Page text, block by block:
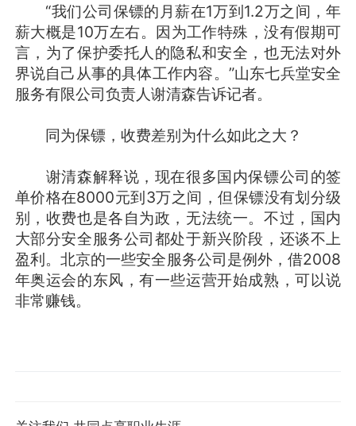
“我们公司保镖的月薪在1万到1.2万之间，年
薪大概是10万左右。因为工作特殊，没有假期可
言，为了保护委托人的隐私和安全，也无法对外
界说自己从事的具体工作内容。”山东七兵堂安全
服务有限公司负责人谢清森告诉记者。
同为保镖，收费差别为什么如此之大？
谢清森解释说，现在很多国内保镖公司的签
单价格在8000元到3万之间，但保镖没有划分级
别，收费也是各自为政，无法统一。不过，国内
大部分安全服务公司都处于新兴阶段，还谈不上
盈利。北京的一些安全服务公司是例外，借2008
年奥运会的东风，有一些运营开始成熟，可以说
非常赚钱。